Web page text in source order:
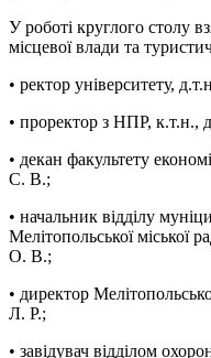
У роботі круглого столу
місцевої влади та
• ректор університету,
• проректор з НПР,
• декан факультету
С. В.;
• начальник відділу
Мелітопольської міської
О. В.;
• директор
Л. Р.;
• завідувач відділом